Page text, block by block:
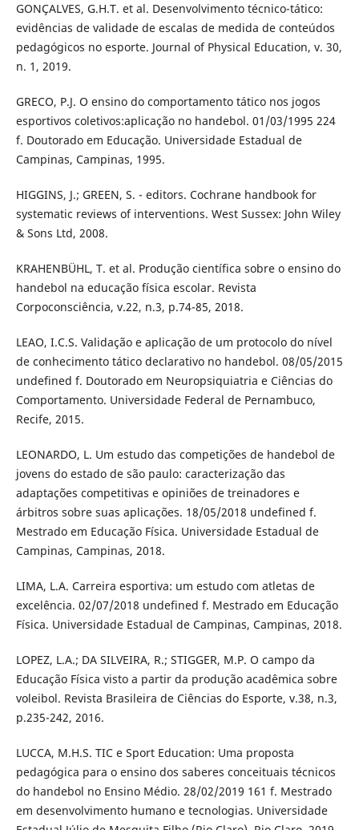
GONÇALVES, G.H.T. et al. Desenvolvimento técnico-tático:
evidências de validade de escalas de medida de conteúdos
pedagógicos no esporte. Journal of Physical Education, v. 30,
n. 1, 2019.
GRECO, P.J. O ensino do comportamento tático nos jogos
esportivos coletivos:aplicação no handebol. 01/03/1995 224
f. Doutorado em Educação. Universidade Estadual de
Campinas, Campinas, 1995.
HIGGINS, J.; GREEN, S. - editors. Cochrane handbook for
systematic reviews of interventions. West Sussex: John Wiley
& Sons Ltd, 2008.
KRAHENBÜHL, T. et al. Produção científica sobre o ensino do
handebol na educação física escolar. Revista
Corpoconsciência, v.22, n.3, p.74-85, 2018.
LEAO, I.C.S. Validação e aplicação de um protocolo do nível
de conhecimento tático declarativo no handebol. 08/05/2015
undefined f. Doutorado em Neuropsiquiatria e Ciências do
Comportamento. Universidade Federal de Pernambuco,
Recife, 2015.
LEONARDO, L. Um estudo das competições de handebol de
jovens do estado de são paulo: caracterização das
adaptações competitivas e opiniões de treinadores e
árbitros sobre suas aplicações. 18/05/2018 undefined f.
Mestrado em Educação Física. Universidade Estadual de
Campinas, Campinas, 2018.
LIMA, L.A. Carreira esportiva: um estudo com atletas de
excelência. 02/07/2018 undefined f. Mestrado em Educação
Física. Universidade Estadual de Campinas, Campinas, 2018.
LOPEZ, L.A.; DA SILVEIRA, R.; STIGGER, M.P. O campo da
Educação Física visto a partir da produção acadêmica sobre
voleibol. Revista Brasileira de Ciências do Esporte, v.38, n.3,
p.235-242, 2016.
LUCCA, M.H.S. TIC e Sport Education: Uma proposta
pedagógica para o ensino dos saberes conceituais técnicos
do handebol no Ensino Médio. 28/02/2019 161 f. Mestrado
em desenvolvimento humano e tecnologias. Universidade